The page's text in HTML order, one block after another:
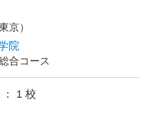
京）
院
合コース
： 1 校